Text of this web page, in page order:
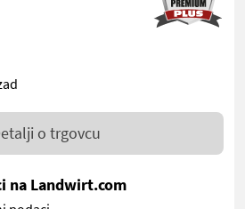
o trgovcu
na Landwirt.com